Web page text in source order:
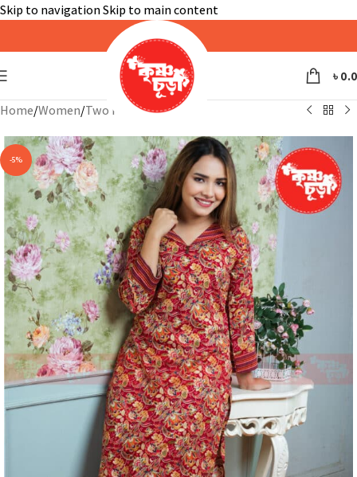
Skip to navigationSkip to main content
৳
Home/Women/Two Piece
-5%